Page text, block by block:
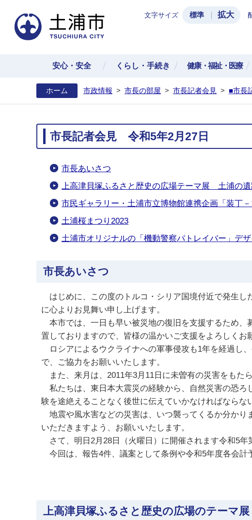
土浦市公式ホ
文字サイズ 標準 拡大
安心・安全 くらし・手続き 健康・福祉・医療
ホーム 市政情報 > 市長の部屋 > 市長記者会見 > ■市長
市長記者会見 令和5年2月27日
市長あいさつ
上高津貝塚ふるさと歴史の広場テーマ展 土浦の
市民ギャラリー・土浦市立博物館連携企画「装丁
土浦桜まつり2023
土浦市オリジナルの「機動警察パトレイバー」デ
市長あいさつ
はじめに、この度のトルコ・シリア国境付近で発生し
に心よりお見舞い申し上げます。
本市では、一日も早い被災地の復旧を支援するため、
置しておりますので、皆様の温かいご支援をよろしくお
ロシアによるウクライナへの軍事侵攻も1年を経過し
で、ご協力をお願いいたします。
また、来月は、2011年3月11日に未曽有の災害をもた
私たちは、東日本大震災の経験から、自然災害の恐ろ
験を途絶えることなく後世に伝えていかなければならな
地震や風水害などの災害は、いつ襲ってくるか分かり
いただきますよう、お願いいたします。
さて、明日2月28日（火曜日）に開催されます令和5年
今回は、報告4件、議案として条例や令和5年度各会計
上高津貝塚ふるさと歴史の広場のテーマ